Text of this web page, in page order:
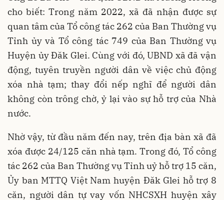
cho biết: Trong năm 2022, xã đã nhận được sự
quan tâm của Tổ công tác 262 của Ban Thường vụ
Tỉnh ủy và Tổ công tác 749 của Ban Thường vụ
Huyện ủy Đăk Glei. Cùng với đó, UBND xã đã vận
động, tuyên truyền người dân về việc chủ động
xóa nhà tạm; thay đổi nếp nghĩ để người dân
không còn trông chờ, ỷ lại vào sự hỗ trợ của Nhà
nước.
Nhờ vậy, từ đầu năm đến nay, trên địa bàn xã đã
xóa được 24/125 căn nhà tạm. Trong đó, Tổ công
tác 262 của Ban Thường vụ Tỉnh uỷ hỗ trợ 15 căn,
Ủy ban MTTQ Việt Nam huyện Đăk Glei hỗ trợ 8
căn, người dân tự vay vốn NHCSXH huyện xây